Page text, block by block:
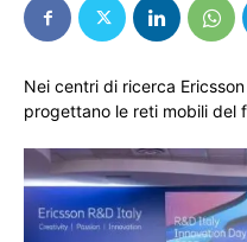
Nei centri di ricerca
progettano le reti mobili del